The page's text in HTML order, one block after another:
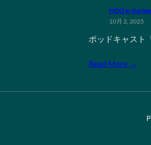
FIDO in the
10月 2, 2025
ポッドキャスト
Read More →